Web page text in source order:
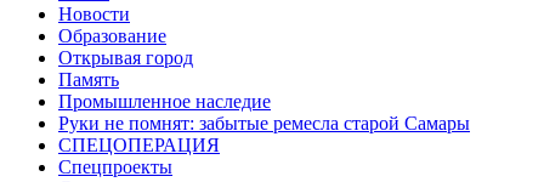
Новости
Образование
Открывая город
Память
Промышленное наследие
Руки не помнят: забытые ремесла старой Самары
СПЕЦОПЕРАЦИЯ
Спецпроекты